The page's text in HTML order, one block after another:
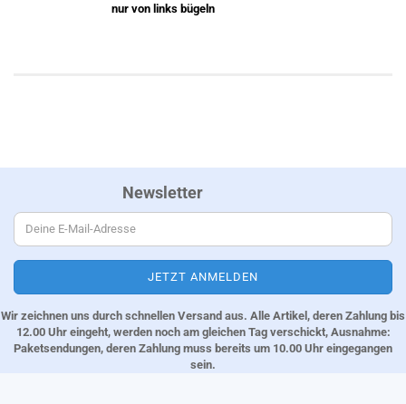
nur von links bügeln
Newsletter
Wir zeichnen uns durch schnellen Versand aus. Alle Artikel, deren Zahlung bis
12.00 Uhr eingeht, werden noch am gleichen Tag verschickt, Ausnahme:
Paketsendungen, deren Zahlung muss bereits um 10.00 Uhr eingegangen
sein.